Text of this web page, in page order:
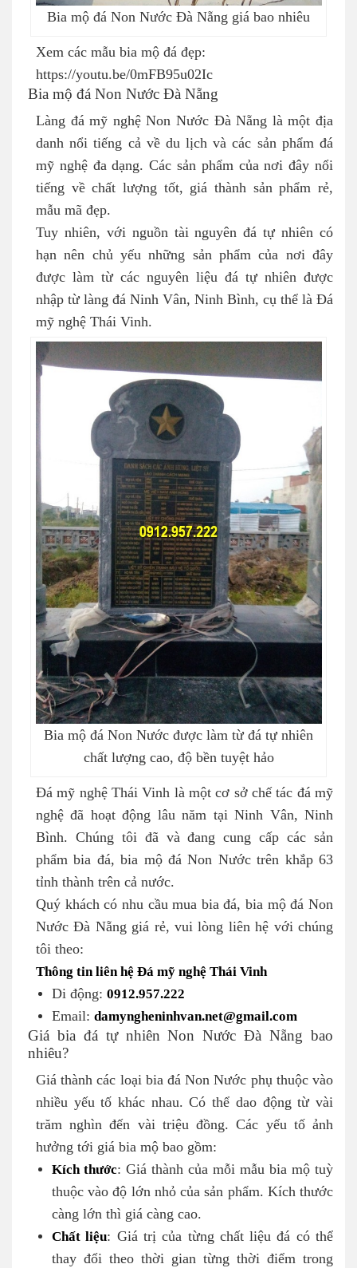
Bia mộ đá Non Nước Đà Nẵng giá bao nhiêu
Xem các mẫu bia mộ đá đẹp:
https://youtu.be/0mFB95u02Ic
Bia mộ đá Non Nước Đà Nẵng
Làng đá mỹ nghệ Non Nước Đà Nẵng là một địa
danh nổi tiếng cả về du lịch và các sản phẩm đá
mỹ nghệ đa dạng. Các sản phẩm của nơi đây nổi
tiếng về chất lượng tốt, giá thành sản phẩm rẻ,
mẫu mã đẹp.
Tuy nhiên, với nguồn tài nguyên đá tự nhiên có
hạn nên chủ yếu những sản phẩm của nơi đây
được làm từ các nguyên liệu đá tự nhiên được
nhập từ làng đá Ninh Vân, Ninh Bình, cụ thể là Đá
mỹ nghệ Thái Vinh.
Bia mộ đá Non Nước được làm từ đá tự nhiên
chất lượng cao, độ bền tuyệt hảo
Đá mỹ nghệ Thái Vinh là một cơ sở chế tác đá mỹ
nghệ đã hoạt động lâu năm tại Ninh Vân, Ninh
Bình. Chúng tôi đã và đang cung cấp các sản
phẩm bia đá, bia mộ đá Non Nước trên khắp 63
tỉnh thành trên cả nước.
Quý khách có nhu cầu mua bia đá, bia mộ đá Non
Nước Đà Nẵng giá rẻ, vui lòng liên hệ với chúng
tôi theo:
Thông tin liên hệ Đá mỹ nghệ Thái Vinh
Di động: 0912.957.222
Email: damyngheninhvan.net@gmail.com
Giá bia đá tự nhiên Non Nước Đà Nẵng bao
nhiêu?
Giá thành các loại bia đá Non Nước phụ thuộc vào
nhiều yếu tố khác nhau. Có thể dao động từ vài
trăm nghìn đến vài triệu đồng. Các yếu tố ảnh
hưởng tới giá bia mộ bao gồm:
Kích thước: Giá thành của mỗi mẫu bia mộ tuỳ
thuộc vào độ lớn nhỏ của sản phẩm. Kích thước
càng lớn thì giá càng cao.
Chất liệu: Giá trị của từng chất liệu đá có thể
thay đổi theo thời gian từng thời điểm trong